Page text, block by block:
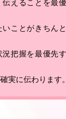
伝えることを最
いことがきちん
把握を最優先
実に伝わります。